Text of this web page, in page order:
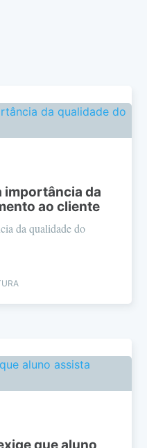
importância da
ao cliente
da qualidade do